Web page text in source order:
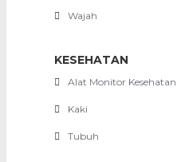
Wajah
KESEHATAN
Alat Monitor Kesehatan
Kaki
Tubuh